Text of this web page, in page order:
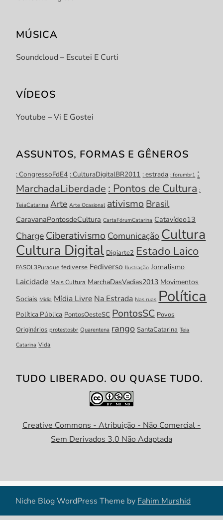
MÚSICA
Soundcloud – Escutei E Curti
VÍDEOS
Youtube – Vi E Gostei
ASSUNTOS, FORMAS E GÊNEROS
: CongressoFdE4 : CulturaDigitalBR2011 : estrada : forumbr1 :
MarchadaLiberdade : Pontos de Cultura :
TeiaCatarina Arte Arte Ocasional ativismo Brasil
CaravanaPontosdeCultura CartaFórumCatarina Catavídeo13
Charge Ciberativismo Comunicação Cultura
Cultura Digital Digiarte2 Estado Laico
FASOL3Puraque fediverse Fediverso Ilustração Jornalismo
Laicidade Mais Cultura MarchaDasVadias2013 Movimentos
Sociais Mídia Mídia Livre Na Estrada Nas ruas Política
Política Pública PontosOesteSC PontosSC Povos
Originários protestosbr Quarentena rango SantaCatarina Teia
Catarina Vida
TUDO LIBERADO. OU QUASE TUDO.
Creative Commons - Atribuição - Não Comercial -
Sem Derivados 3.0 Não Adaptada
Niche Blog WordPress Theme by Fahim Murshid